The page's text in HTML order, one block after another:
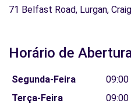
71 Belfast Road, Lurgan,
Horário de
Segunda-Feira
09:00
Terça-Feira
09:00